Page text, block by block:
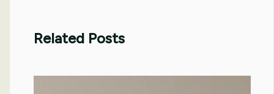
Related Posts